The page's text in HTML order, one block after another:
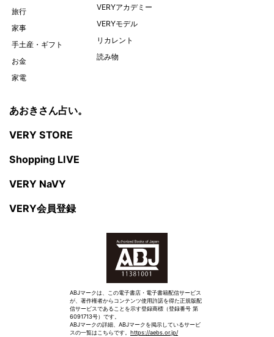
旅行
家事
手土産・ギフト
お金
家電
VERYアカデミー
VERYモデル
リカレント
読み物
あおきさん占い。
VERY STORE
Shopping LIVE
VERY NaVY
VERY会員登録
ABJマークは、この電子書店・電子書籍配信サービス
が、著作権者からコンテンツ使用許諾を得た正規版配
信サービスであることを示す登録商標（登録番号 第
6091713号）です。
ABJマークの詳細、ABJマークを掲示しているサービ
スの一覧はこちらです。 https://aebs.or.jp/